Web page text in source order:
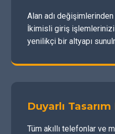
Alan adı
İkimisli giriş
yenilikçi bir altyapı
Duyarlı
Tüm akıllı telefonlar ve